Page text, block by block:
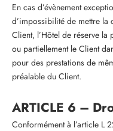
En cas d’évènement
d’impossibilité de mettre
Client, l’Hôtel de réserve
ou partiellement le Client
pour des prestations de
préalable du Client.
ARTICLE 6 –
Conformément à l’article L